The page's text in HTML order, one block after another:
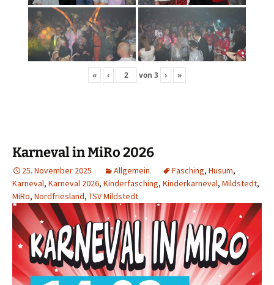
« ‹ von 3 › »
Karneval in MiRo 2026
25. November 2025 Allgemein Fasching, Husum,
Karneval, Karneval 2026, Kinderfasching, Kinderkarneval, Mildstedt,
MiRo, Nordfriesland, TSV Mildstedt